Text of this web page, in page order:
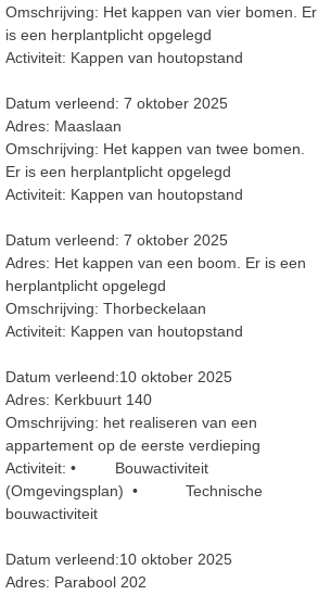
Omschrijving: Het kappen van vier bomen. Er
is een herplantplicht opgelegd
Activiteit: Kappen van houtopstand
Datum verleend: 7 oktober 2025
Adres: Maaslaan
Omschrijving: Het kappen van twee bomen.
Er is een herplantplicht opgelegd
Activiteit: Kappen van houtopstand
Datum verleend: 7 oktober 2025
Adres: Het kappen van een boom. Er is een
herplantplicht opgelegd
Omschrijving: Thorbeckelaan
Activiteit: Kappen van houtopstand
Datum verleend:10 oktober 2025
Adres: Kerkbuurt 140
Omschrijving: het realiseren van een
appartement op de eerste verdieping
Activiteit: • Bouwactiviteit
(Omgevingsplan) • Technische
bouwactiviteit
Datum verleend:10 oktober 2025
Adres: Parabool 202